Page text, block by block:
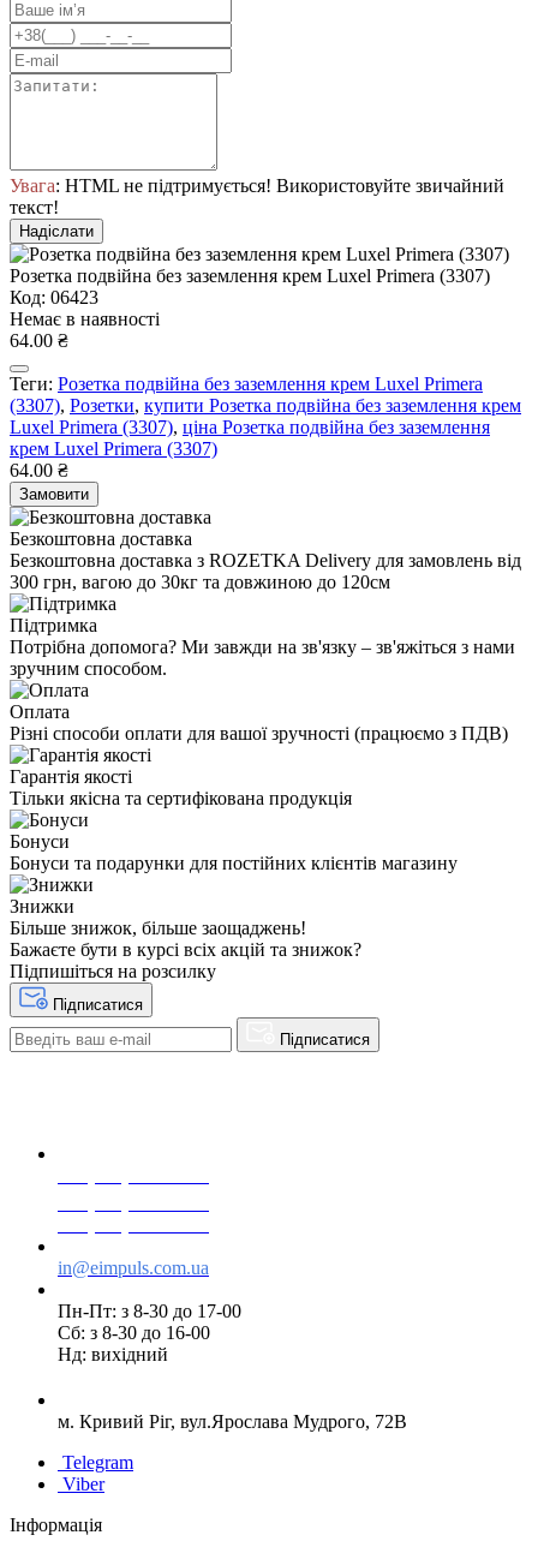
Увага: HTML не підтримується! Використовуйте звичайний
текст!
Надіслати
Розетка подвійна без заземлення крем Luxel Primera (3307)
Код: 06423
Немає в наявності
64.00 ₴
Теги: Розетка подвійна без заземлення крем Luxel Primera
(3307), Розетки, купити Розетка подвійна без заземлення крем
Luxel Primera (3307), ціна Розетка подвійна без заземлення
крем Luxel Primera (3307)
64.00 ₴
Замовити
Безкоштовна доставка
Безкоштовна доставка з ROZETKA Delivery для замовлень від
300 грн, вагою до 30кг та довжиною до 120см
Підтримка
Потрібна допомога? Ми завжди на зв'язку – зв'яжіться з нами
зручним способом.
Оплата
Різні способи оплати для вашої зручності (працюємо з ПДВ)
Гарантія якості
Тільки якісна та сертифікована продукція
Бонуси
Бонуси та подарунки для постійних клієнтів магазину
Знижки
Більше знижок, більше заощаджень!
Бажаєте бути в курсі всіх акцій та знижок?
Підпишіться на розсилку
Підписатися
Підписатися
in@eimpuls.com.ua
Пн-Пт: з 8-30 до 17-00
Сб: з 8-30 до 16-00
Нд: вихідний
м. Кривий Ріг, вул.Ярослава Мудрого, 72В
Telegram
Viber
Інформація